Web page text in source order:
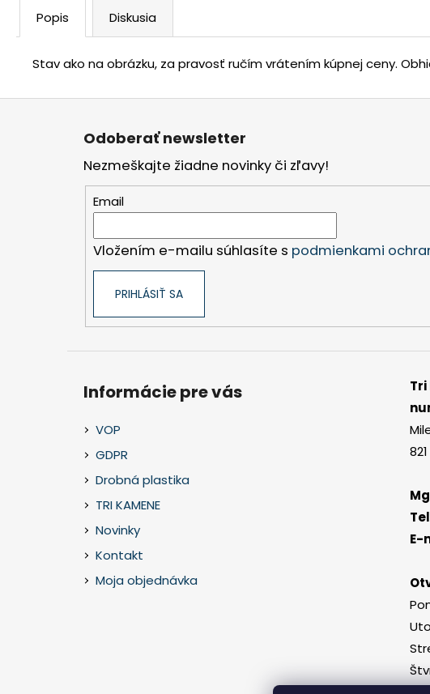
Popis Diskusia
Stav ako na obrázku, za pravosť ručím vrátením kúpnej ceny.
Z
Odoberať newsletter
Nezmeškajte žiadne novinky či zľavy!
Email
Vložením e-mailu súhlasíte s podmienkami
PRIHLÁSIŤ SA
Informácie pre vás
VOP
GDPR
Drobná plastika
TRI KAMENE
Novinky
Kontakt
Moja objednávka
E-